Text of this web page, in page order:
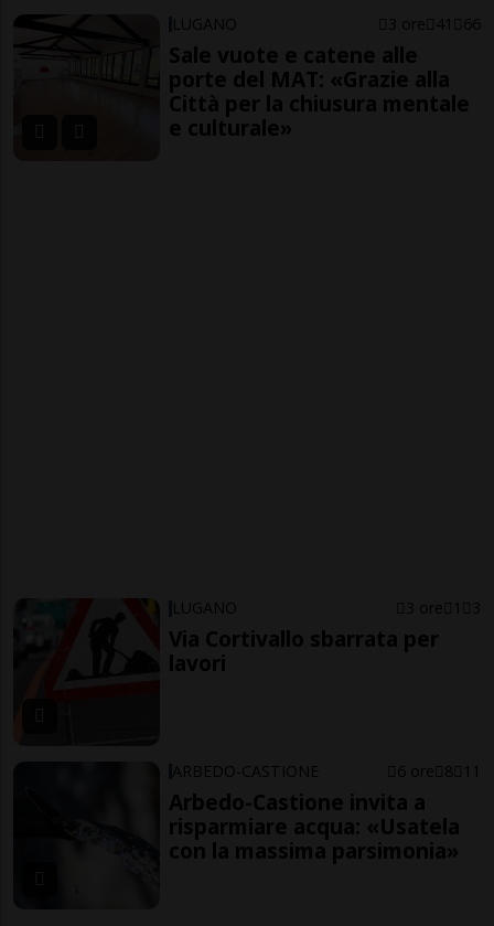
LUGANO 3 ore 41 66
Sale vuote e catene alle
porte del MAT: «Grazie alla
Città per la chiusura mentale
e culturale»
LUGANO 3 ore 1 3
Via Cortivallo sbarrata per
lavori
ARBEDO-CASTIONE 6 ore 8 11
Arbedo-Castione invita a
risparmiare acqua: «Usatela
con la massima parsimonia»